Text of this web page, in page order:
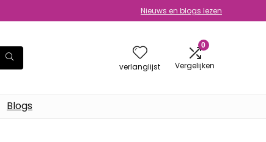
Nieuws en blogs lezen
verlanglijst
0
Vergelijken
Blogs